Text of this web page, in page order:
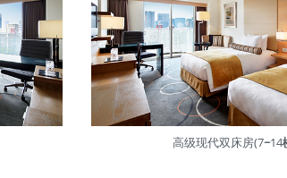
高级现代双床房(7~14